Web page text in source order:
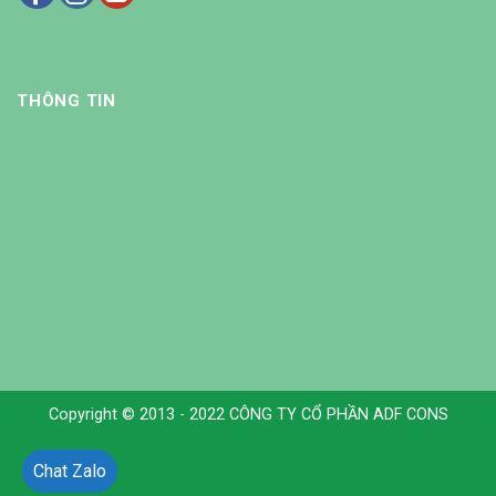
THÔNG TIN
Copyright © 2013 - 2022 CÔNG TY CỔ PHẦN ADF CONS
Chat Zalo